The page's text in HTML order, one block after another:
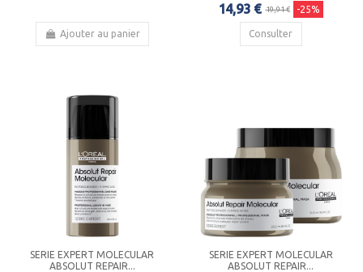
Ajouter au panier
14,93 € 19,91 € -25%
Consulter
SERIE EXPERT MOLECULAR
ABSOLUT REPAIR...
SERIE EXPERT MOLECULAR
ABSOLUT REPAIR...